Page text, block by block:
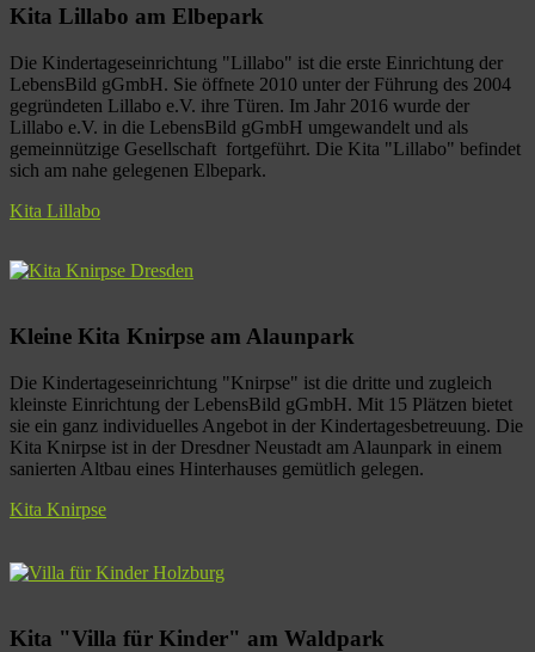
Kita Lillabo am Elbepark
Die Kindertageseinrichtung "Lillabo" ist die erste Einrichtung der
LebensBild gGmbH. Sie öffnete 2010 unter der Führung des 2004
gegründeten Lillabo e.V. ihre Türen. Im Jahr 2016 wurde der
Lillabo e.V. in die LebensBild gGmbH umgewandelt und als
gemeinnützige Gesellschaft fortgeführt. Die Kita "Lillabo" befindet
sich am nahe gelegenen Elbepark.
Kita Lillabo
Kleine Kita Knirpse am Alaunpark
Die Kindertageseinrichtung "Knirpse" ist die dritte und zugleich
kleinste Einrichtung der LebensBild gGmbH. Mit 15 Plätzen bietet
sie ein ganz individuelles Angebot in der Kindertagesbetreuung. Die
Kita Knirpse ist in der Dresdner Neustadt am Alaunpark in einem
sanierten Altbau eines Hinterhauses gemütlich gelegen.
Kita Knirpse
Kita "Villa für Kinder" am Waldpark